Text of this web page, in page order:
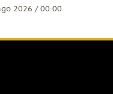
2026 / 00:00